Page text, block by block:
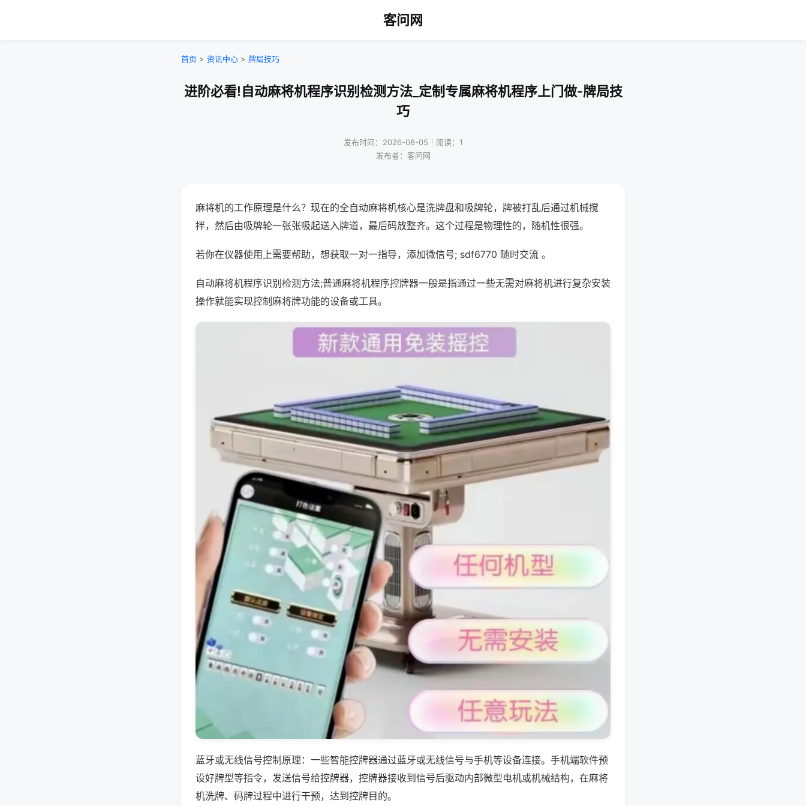
客问网
首页 > 资讯中心 > 牌局技巧
进阶必看!自动麻将机程序识别检测方法_定制专属麻将机程序上门做-牌局技
巧
发布时间：2026-08-05｜阅读：1
发布者：客问网
麻将机的工作原理是什么？现在的全自动麻将机核心是洗牌盘和吸牌轮，牌被打乱后通过机械搅
拌，然后由吸牌轮一张张吸起送入牌道，最后码放整齐。这个过程是物理性的，随机性很强。
若你在仪器使用上需要帮助，想获取一对一指导，添加微信号; sdf6770 随时交流 。
自动麻将机程序识别检测方法;普通麻将机程序控牌器一般是指通过一些无需对麻将机进行复杂安装
操作就能实现控制麻将牌功能的设备或工具。
蓝牙或无线信号控制原理：一些智能控牌器通过蓝牙或无线信号与手机等设备连接。手机端软件预
设好牌型等指令，发送信号给控牌器，控牌器接收到信号后驱动内部微型电机或机械结构，在麻将
机洗牌、码牌过程中进行干预，达到控牌目的。